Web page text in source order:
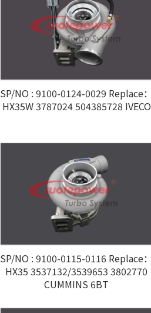
SP/NO : 9100-0124-0029 Replace：
HX35W 3787024 504385728 IVECO
SP/NO : 9100-0115-0116 Replace：
HX35 3537132/3539653 3802770
CUMMINS 6BT